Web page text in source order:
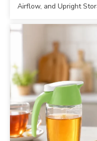
Airflow, and Upright